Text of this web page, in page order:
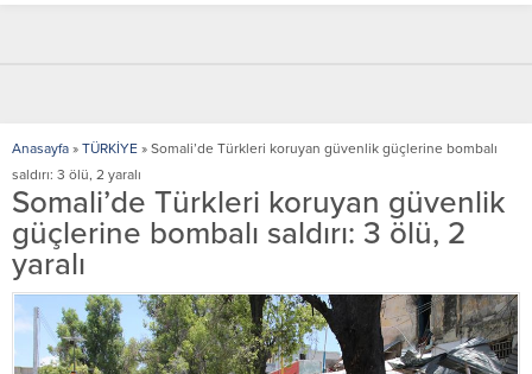
Anasayfa » TÜRKİYE » Somali’de Türkleri koruyan güvenlik güçlerine bombalı
saldırı: 3 ölü, 2 yaralı
Somali’de Türkleri koruyan güvenlik
güçlerine bombalı saldırı: 3 ölü, 2
yaralı